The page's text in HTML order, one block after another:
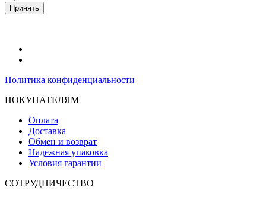
Принять
Политика конфиденциальности
ПОКУПАТЕЛЯМ
Оплата
Доставка
Обмен и возврат
Надежная упаковка
Условия гарантии
СОТРУДНИЧЕСТВО